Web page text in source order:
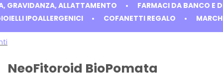
GRAVIDANZA, ALLATTAMENTO FARMACI DA BANCO E
IPOALLERGENICI
COFANETTI REGALO
NeoFitoroid BioPomata